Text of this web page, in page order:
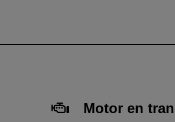
Motor en